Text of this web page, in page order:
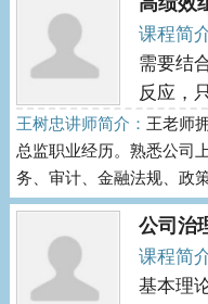
课程简
需要结
反应，
王树忠讲师简介： 王老师
总监职业经历。熟悉公司
务、审计、金融法规、政
公司治
课程简
基本理